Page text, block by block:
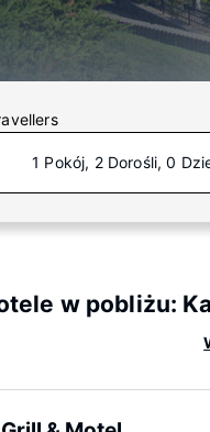
1 Pokój, 2 Dorośli, 0
w pobliżu: